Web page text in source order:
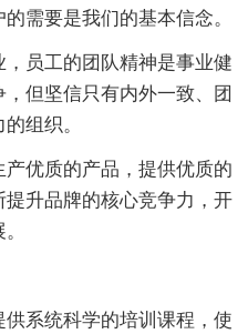
需要是我们的基本信念。
员工的团队精神是事业健
但坚信只有内外一致、团
组织。
优质的产品，提供优质的
升品牌的核心竞争力，开
系统科学的培训课程，使